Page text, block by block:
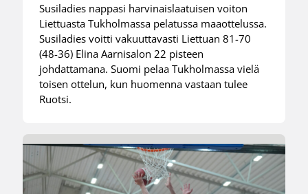
Susiladies nappasi harvinaislaatuisen voiton
Liettuasta Tukholmassa pelatussa maaottelussa.
Susiladies voitti vakuuttavasti Liettuan 81-70
(48-36) Elina Aarnisalon 22 pisteen
johdattamana. Suomi pelaa Tukholmassa vielä
toisen ottelun, kun huomenna vastaan tulee
Ruotsi.